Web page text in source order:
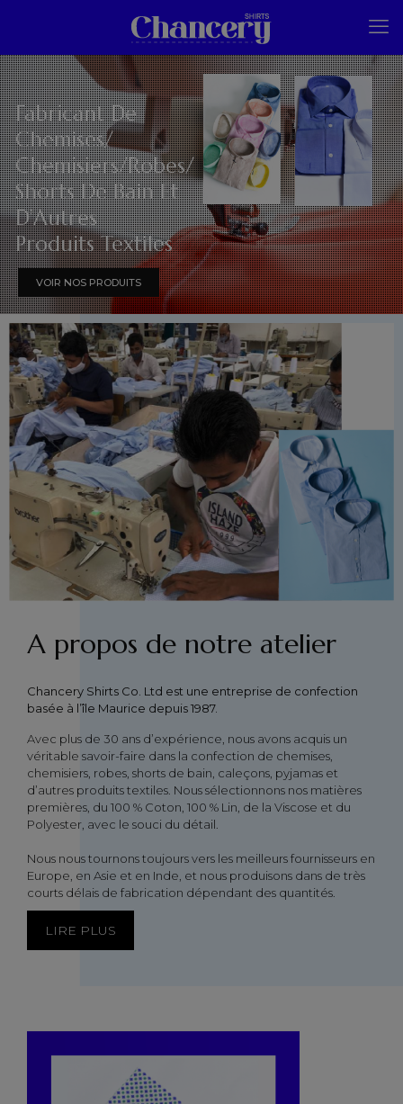
Fabricant De
Chemises/
Chemisiers/Robes/
Shorts De Bain Et
D’Autres
Produits Textiles
VOIR NOS PRODUITS
A propos de notre atelier
Chancery Shirts Co. Ltd est une entreprise de confection
basée à l’île Maurice depuis 1987.
Avec plus de 30 ans d’expérience, nous avons acquis un
véritable savoir-faire dans la confection de chemises,
chemisiers, robes, shorts de bain, caleçons, pyjamas et
d’autres produits textiles. Nous sélectionnons nos matières
premières, du 100 % Coton, 100 % Lin, de la Viscose et du
Polyester, avec le souci du détail.
Nous nous tournons toujours vers les meilleurs fournisseurs en
Europe, en Asie et en Inde, et nous produisons dans de très
courts délais de fabrication dépendant des quantités.
LIRE PLUS